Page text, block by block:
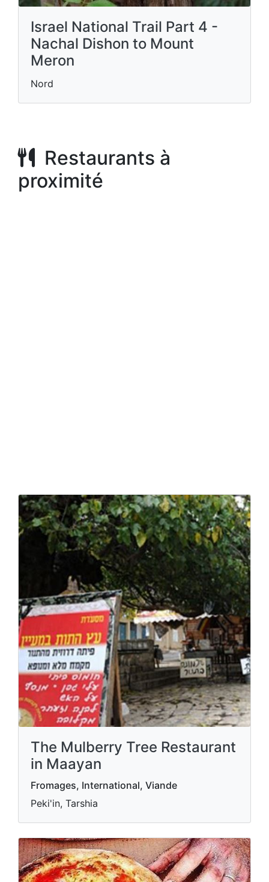
Israel National Trail Part 4 -
Nachal Dishon to Mount
Meron
Nord
Restaurants à
proximité
The Mulberry Tree Restaurant
in Maayan
Fromages, International, Viande
Peki'in, Tarshia